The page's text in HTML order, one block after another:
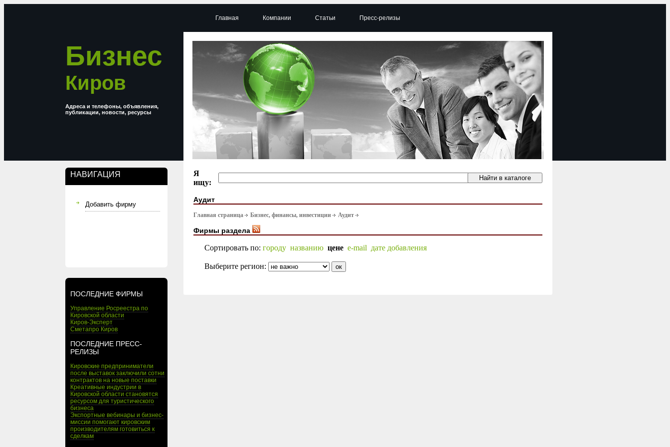
Бизнес
Киров
Адреса и телефоны, объявления,
публикации, новости, ресурсы
НАВИГАЦИЯ
Добавить фирму
ПОСЛЕДНИЕ ФИРМЫ
Управление Росреестра по
Кировской области
Киров-Эксперт
Сметапро Киров
ПОСЛЕДНИЕ ПРЕСС-
РЕЛИЗЫ
Кировские предприниматели
после выставок заключили сотни
контрактов на новые поставки
Креативные индустрии в
Кировской области становятся
ресурсом для туристического
бизнеса
Экспортные вебинары и бизнес-
миссии помогают кировским
производителям готовиться к
сделкам
Главная Компании Статьи Пресс-релизы
Я
ищу:
Аудит
Главная страница Бизнес, финансы, инвестиции Аудит
Фирмы раздела
Сортировать по: городу названию цене e-mail дате добавления
Выберите регион: